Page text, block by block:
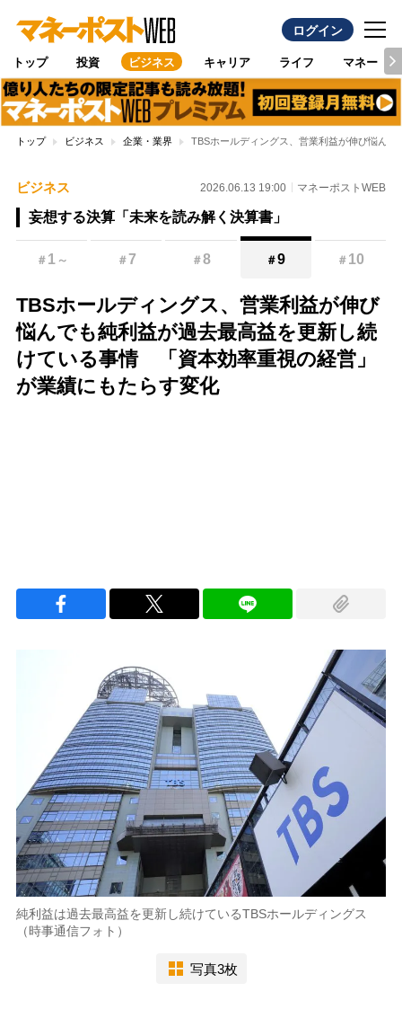
ログイン
トップ 投資 ビジネス キャリア ライフ マネー
トップ ビジネス 企業・業界 TBSホールディングス、営業利益が伸び悩ん
ビジネス 2026.06.13 19:00 マネーポストWEB
妄想する決算「未来を読み解く決算書」
＃ 1 ～ ＃7 ＃8 ＃9 ＃ 10
TBSホールディングス、営業利益が伸び
悩んでも純利益が過去最高益を更新し続
けている事情 「資本効率重視の経営」
が業績にもたらす変化
純利益は過去最高益を更新し続けているTBSホールディングス
（時事通信フォト）
写真3枚